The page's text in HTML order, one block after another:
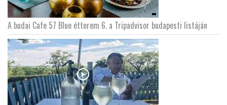
A budai Cafe 57 Blue étterem 6. a Tripadvisor budapesti listáján